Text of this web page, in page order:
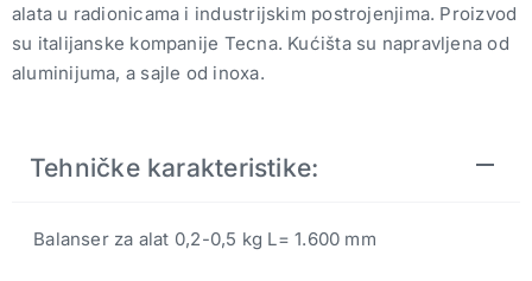
alata u radionicama i industrijskim postrojenjima. Proizvod
su italijanske kompanije Tecna. Kućišta su napravljena od
aluminijuma, a sajle od inoxa.
Tehničke karakteristike:
Balanser za alat 0,2-0,5 kg L= 1.600 mm